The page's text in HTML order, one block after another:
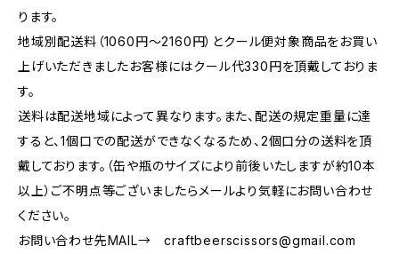
ります。
地域別配送料（1060円～2160円）とクール便対象商品をお買い
上げいただきましたお客様にはクール代330円を頂戴しておりま
す。
送料は配送地域によって異なります。また、配送の規定重量に達
すると、1個口での配送ができなくなるため、2個口分の送料を頂
戴しております。（缶や瓶のサイズにより前後いたしますが約10本
以上）ご不明点等ございましたらメールより気軽にお問い合わせ
ください。
お問い合わせ先MAIL→craftbeerscissors@gmail.com